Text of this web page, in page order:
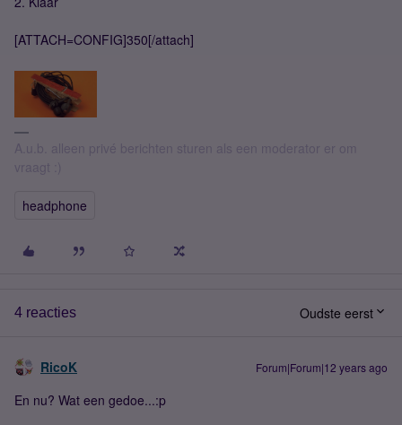
[ATTACH=CONFIG]350[/attach]
A.u.b. alleen privé berichten sturen als een moderator er om
vraagt :)
headphone
4 reacties Oudste eerst
RicoK Forum|Forum|12 years ago
En nu? Wat een gedoe...:p